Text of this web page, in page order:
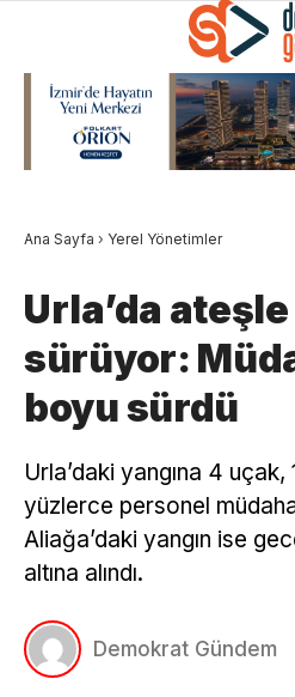
Ana Sayfa › Yerel Yönetimler
Urla’da
sürüyor:
boyu sürdü
Urla’daki yangına 4
yüzlerce personel
Aliağa’daki yangın ise
altına alındı.
Demokrat Gündem